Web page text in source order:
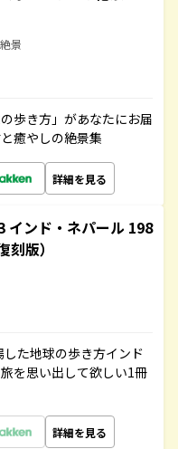
景
歩き方」があなたにお届
癒やしの絶景集
詳細を見る
インド・ネパール 198
版）
た地球の歩き方インド
を思い出して欲しい1冊
詳細を見る